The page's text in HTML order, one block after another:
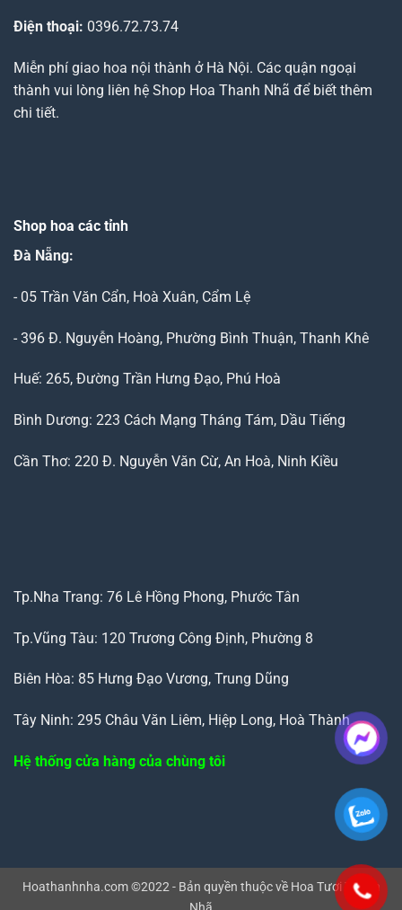
Điện thoại: 0396.72.73.74
Miễn phí giao hoa nội thành ở Hà Nội. Các quận ngoại
thành vui lòng liên hệ Shop Hoa Thanh Nhã để biết thêm
chi tiết.
Shop hoa các tỉnh
Đà Nẵng:
- 05 Trần Văn Cẩn, Hoà Xuân, Cẩm Lệ
- 396 Đ. Nguyễn Hoàng, Phường Bình Thuận, Thanh Khê
Huế: 265, Đường Trần Hưng Đạo, Phú Hoà
Bình Dương: 223 Cách Mạng Tháng Tám, Dầu Tiếng
Cần Thơ: 220 Đ. Nguyễn Văn Cừ, An Hoà, Ninh Kiều
Tp.Nha Trang: 76 Lê Hồng Phong, Phước Tân
Tp.Vũng Tàu: 120 Trương Công Định, Phường 8
Biên Hòa: 85 Hưng Đạo Vương, Trung Dũng
Tây Ninh: 295 Châu Văn Liêm, Hiệp Long, Hoà Thành
Hệ thống cửa hàng của chùng tôi
Hoathanhnha.com ©2022 - Bản quyền thuộc về Hoa Tươi Thanh